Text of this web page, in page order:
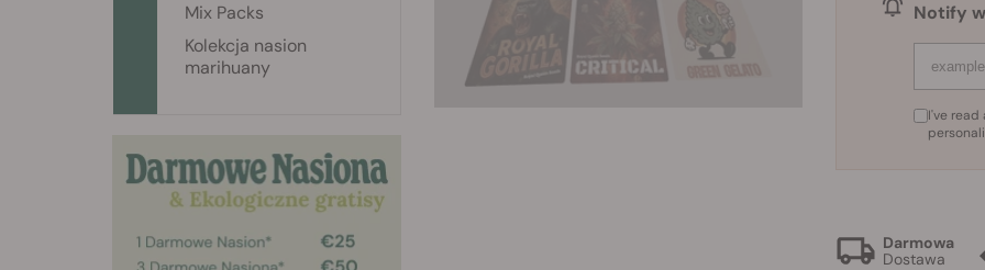
Notify
I've
Darmowa
Dostawa
Mix Packs
Kolekcja nasion
marihuany